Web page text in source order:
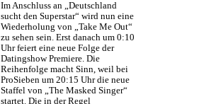
Im Anschluss an „Deutschland
sucht den Superstar“ wird nun eine
Wiederholung von „Take Me Out“
zu sehen sein. Erst danach um 0:10
Uhr feiert eine neue Folge der
Datingshow Premiere. Die
Reihenfolge macht Sinn, weil bei
ProSieben um 20:15 Uhr die neue
Staffel von „The Masked Singer“
startet. Die in der Regel